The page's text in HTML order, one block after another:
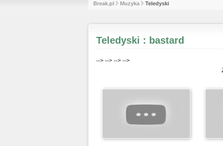
Break.pl Muzyka Teledyski
Teledyski : bastard
--> --> --> -->